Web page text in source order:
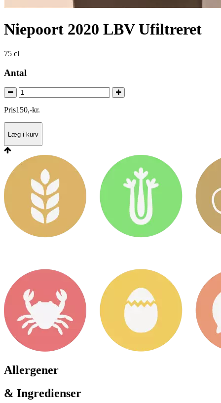
Niepoort 2020 LBV Ufiltreret
75 cl
Antal
Pris150,-kr.
Læg i kurv
Allergener
& Ingredienser